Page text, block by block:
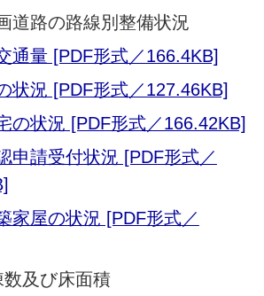
道路の路線別整備状況
通量 [PDF形式／166.4KB]
状況 [PDF形式／127.46KB]
の状況 [PDF形式／166.42KB]
申請受付状況 [PDF形式／
家屋の状況 [PDF形式／
及び床面積